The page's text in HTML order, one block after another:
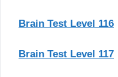
Brain Test Level 116
Brain Test Level 117